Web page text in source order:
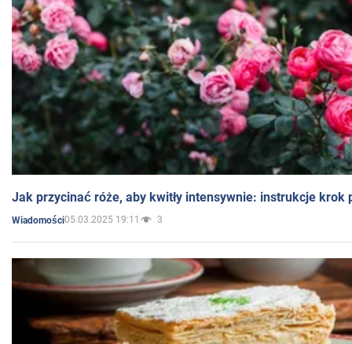
Jak przycinać róże, aby kwitły intensywnie: instrukcje krok
Wiadomości05.03.2025 19:11 3